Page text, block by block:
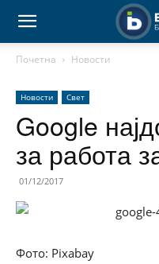
Почетна Новости
Новости Свет
Google
за работа
01/12/2017
Фото: Pixabay